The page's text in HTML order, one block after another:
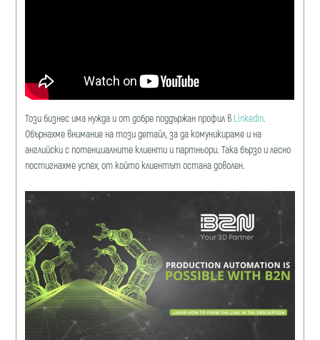
Този бизнес има нужда и от добре поддържан профил в LinkedIn.
Обърнахме внимание на този детайл, за да комуникираме и на
английски с потенциалните клиенти и партньори. Така бързо и лесно
постигнахме успех, от който клиентът остана доволен.